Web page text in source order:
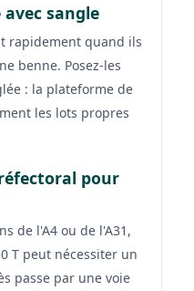
sangle
rapidement quand ils
benne. Posez-les
: la plateforme de
les lots propres
pour
de l'A4 ou de l'A31,
T peut nécessiter un
passe par une voie